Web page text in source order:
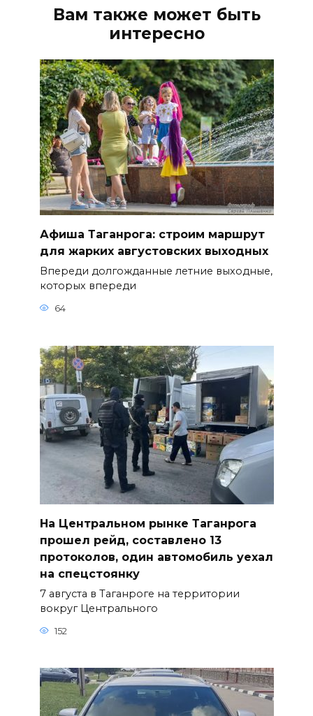
Вам также может быть
интересно
Афиша Таганрога: строим маршрут
для жарких августовских выходных
Впереди долгожданные летние выходные,
которых впереди
64
На Центральном рынке Таганрога
прошел рейд, составлено 13
протоколов, один автомобиль уехал
на спецстоянку
7 августа в Таганроге на территории
вокруг Центрального
152